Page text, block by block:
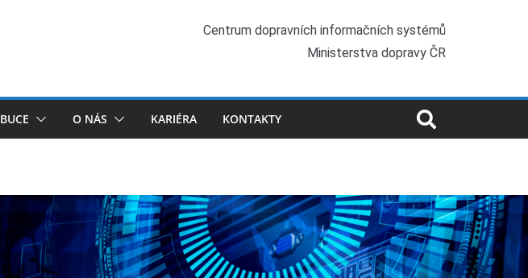
Centrum dopravních informačních systémů
Ministerstva dopravy ČR
O NÁS KARIÉRA KONTAKTY